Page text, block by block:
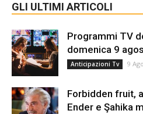
GLI ULTIMI ARTICOLI
Programmi TV
domenica 9
Anticipazioni Tv 9
Forbidden fruit,
Ender e Şahika